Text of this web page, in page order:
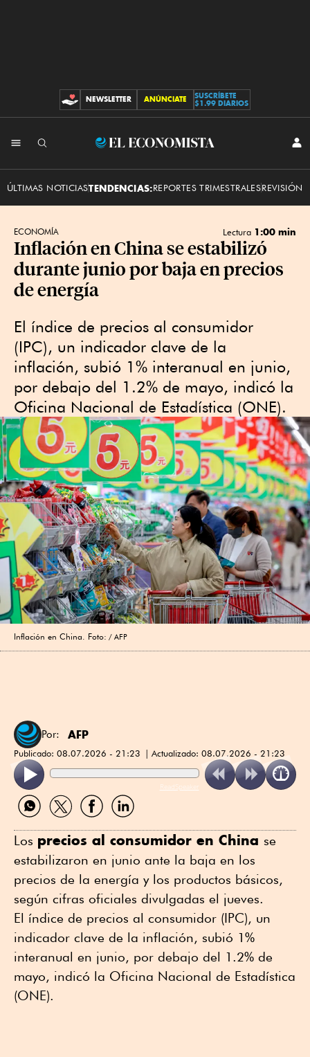
CONTRIBUCIONES
NEWSLETTER ANÚNCIATE
SUSCRÍBETE
$1.99 DIARIOS
El
ÚLTIMAS NOTICIASTENDENCIAS:REPORTES TRIMESTRALESREVISIÓN
ECONOMÍA Lectura 1:00 min
Inflación en China se estabilizó
durante junio por baja en precios
de energía
El índice de precios al consumidor
(IPC), un indicador clave de la
inflación, subió 1% interanual en junio,
por debajo del 1.2% de mayo, indicó la
Oficina Nacional de Estadística (ONE).
Inflación en China. Foto: AFP
Por: AFP
Publicado: 08.07.2026 - 21:23 Actualizado: 08.07.2026 - 21:23
ReadSpeaker
Compartir
por
Compartir
por
Compartir
por
Compartir
por
Los precios al consumidor en China se
estabilizaron en junio ante la baja en los
precios de la energía y los productos básicos,
según cifras oficiales divulgadas el jueves.
El índice de precios al consumidor (IPC), un
indicador clave de la inflación, subió 1%
interanual en junio, por debajo del 1.2% de
mayo, indicó la Oficina Nacional de Estadística
(ONE).